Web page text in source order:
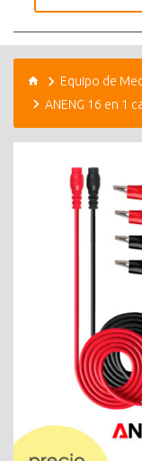
Equipo de
ANENG 16 en 1